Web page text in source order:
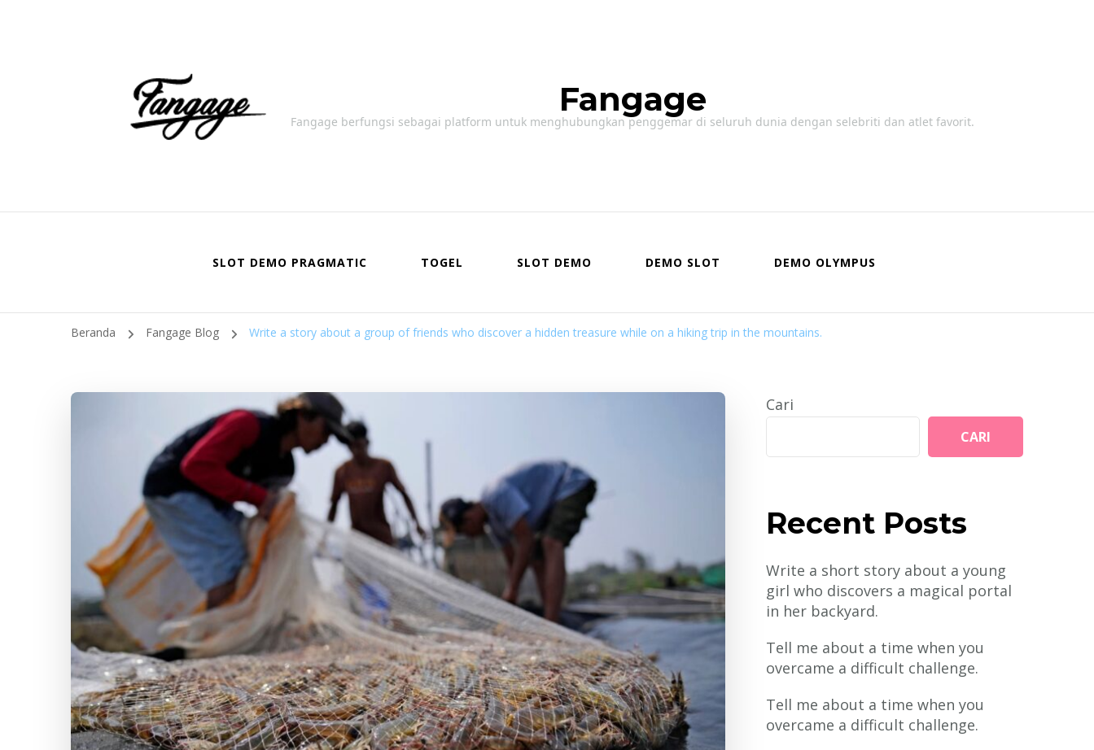
Fangage
Fangage berfungsi sebagai platform untuk menghubungkan penggemar di seluruh dunia dengan selebriti dan atlet favorit.
SLOT DEMO PRAGMATIC TOGEL SLOT DEMO DEMO SLOT DEMO OLYMPUS
Beranda Fangage Blog Write a story about a group of friends who discover a hidden treasure while on a hiking trip in the mountains.
Cari
CARI
Recent Posts
Write a short story about a young
girl who discovers a magical portal
in her backyard.
Tell me about a time when you
overcame a difficult challenge.
Tell me about a time when you
overcame a difficult challenge.